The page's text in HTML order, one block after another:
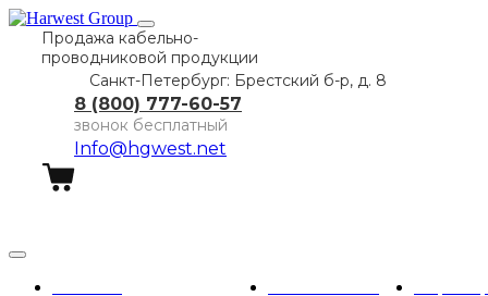
Продажа кабельно-
проводниковой продукции
Санкт-Петербург: Брестский б-р, д. 8
8 (800) 777-60-57
звонок бесплатный
Info@hgwest.net